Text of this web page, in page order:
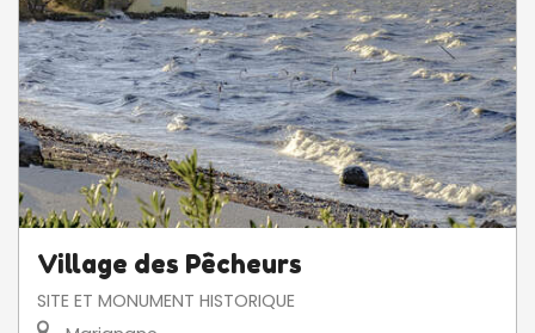
Village des Pêcheurs
SITE ET MONUMENT HISTORIQUE